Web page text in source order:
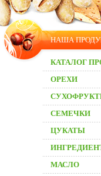
НАША
КАТАЛОГ
ОРЕХИ
СЕМЕЧКИ
ЦУКАТЫ
МАСЛО